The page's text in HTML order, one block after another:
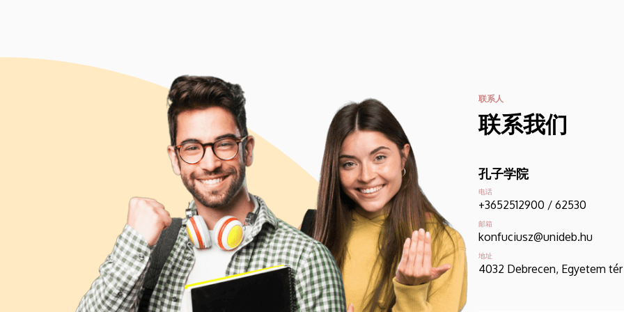
联系人
联系我们
孔子学院
电话
+3652512900 / 62530
邮箱
konfuciusz@unideb.hu
地址
4032 Debrecen, Egyetem tér